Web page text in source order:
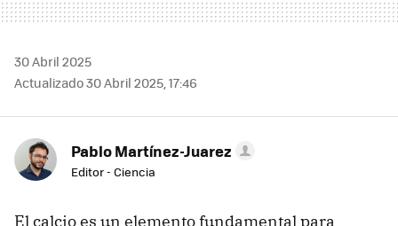
30 Abril 2025
Actualizado 30 Abril 2025, 17:46
Pablo Martínez-Juarez
Editor - Ciencia
El calcio es un elemento fundamental para